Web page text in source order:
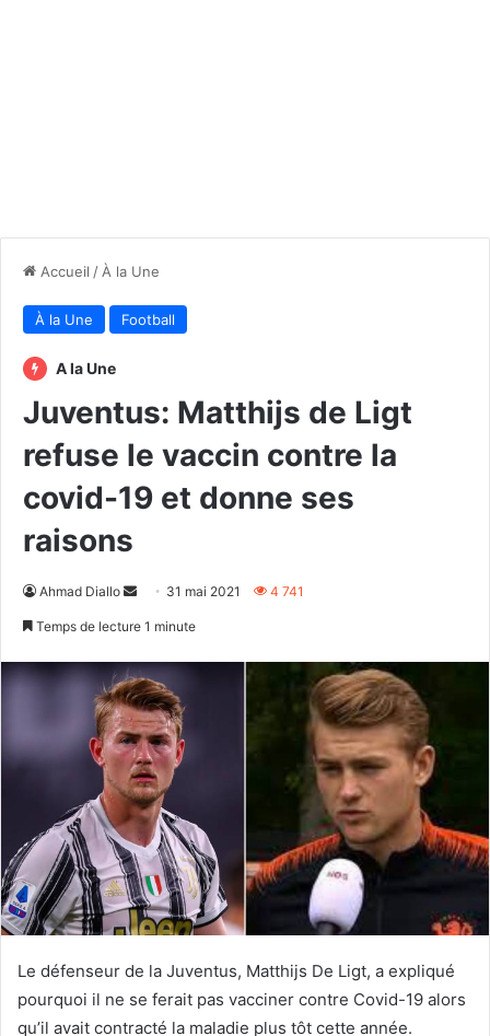
Accueil / À la Une
À la Une Football
A la Une
Juventus: Matthijs de Ligt
refuse le vaccin contre la
covid-19 et donne ses
raisons
Ahmad Diallo
Envoyer31 mai 2021 4 741
Temps de lecture 1 minute
Le défenseur de la Juventus, Matthijs De Ligt, a expliqué
pourquoi il ne se ferait pas vacciner contre Covid-19 alors
qu’il avait contracté la maladie plus tôt cette année.